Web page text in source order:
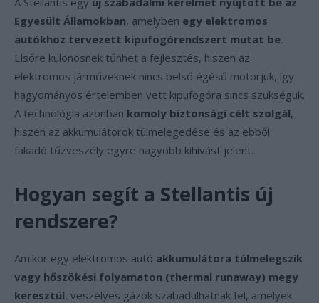
Egyesült Államokban, amelyben egy elektromos
autókhoz tervezett kipufogórendszert mutat be.
Elsőre különösnek tűnhet a fejlesztés, hiszen az
elektromos járműveknek nincs belső égésű motorjuk, így
hagyományos értelemben vett kipufogóra sincs szükségük.
A technológia azonban komoly biztonsági célt szolgál,
hiszen az akkumulátorok túlmelegedése és az ebből
fakadó tűzveszély egyre nagyobb kihívást jelent.
Hogyan segít a Stellantis új
rendszere?
Amikor egy elektromos autó akkumulátora túlmelegszik
vagy hőszökési folyamaton (thermal runaway) megy
keresztül, veszélyes gázok szabadulhatnak fel, amelyek